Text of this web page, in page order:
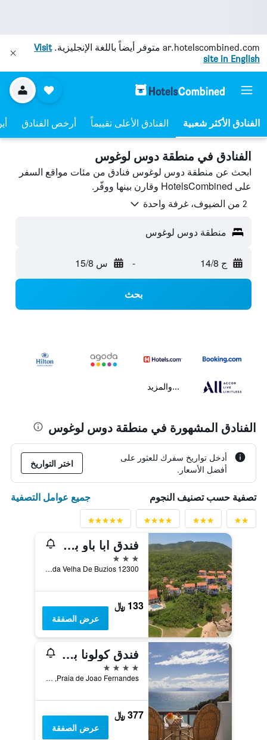
ar.hotelscombined.com متوفر أيضاً باللغة الإنجليزية.Visit
site in English
الفنادق الأعلى تقييماً أرخص الفنادق
الفنادق في منطقة دوس لوغوس
ابحث عن منطقة دوس لوغوس فنادق من مئات مواقع السفر
على HotelsCombined وقارن بينها ووفّر.
2 من الضيوف، غرفة واحدة
منطقة دوس لوغوس
ج 14/8 - س 15/8
بحث
...والمزيد
الفنادق المشهورة في منطقة دوس لوغوس
أدخل تواريخ سفرك للعثور على
أفضل الأسعار.
اختر التواريخ
تصفية حسب تصنيف النجوم جميع عوامل التصفية
فندق ابا باو برازيل
3 نجوم
Estrada Velha De Buzios 12300, بوزيوس, البرازيل
133 ﷼
عرض الصفقة
فندق كولونا بارك
4 نجوم
Praia de Joao Fernandes, بوزيوس, البرازيل
377 ﷼
عرض الصفقة